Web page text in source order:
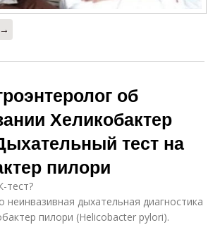
об
Хеликобактер
тест на
пилори
тест?
неинвазивная дыхательная диагностика
пилори (Helicobacter pylori).